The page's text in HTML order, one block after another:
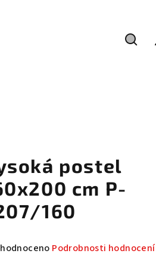
postel
cm P-
160
Podrobnosti hodnocení